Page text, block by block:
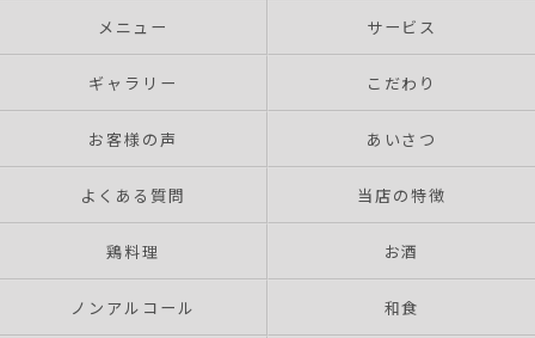
メニュー サービス
ギャラリー こだわり
お客様の声 あいさつ
よくある質問 当店の特徴
鶏料理 お酒
ノンアルコール 和食